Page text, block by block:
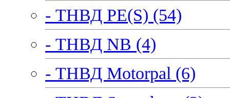
- ТНВД PE(S) (54)
- ТНВД NB (4)
- ТНВД Motorpal (6)